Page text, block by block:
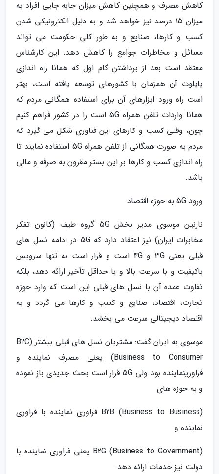
کاهش مصرف و همچنین کاهش میزان جابه جایی افراد به
میزان 15 درصد نیز خواهد شد و به دلیل الکترونیکی شدن
کسب و کارها، صنایع و به طور کلی حکومت می تواند
مسائل و مخاطرات جوامع را کاهش دهد. این کارشناس
معتقد است بعد از برداشتن گام اول که همانا راه اندازی
پایلوت آن همزمان با کشورهای توسعه یافته است، بهتر
است راه ورود ابزارهای آن برای استفاده همگانی مردم که
همانا واردات تلفن همراه 5G است را در کشور فراهم کنیم
چون، وقتی کسب و کارهای این فناوری شکل می گیرد که
مردم به صورت همگانی از تلفن همراه 5G استفاده نمایند تا
راه اندازی کسب و کارها بر این بستر مقرون به صرفه و مالی
باشد.
ورود 5G به حوزه اقتصاد
نازنین موسوی مدیر بخش 5G گروه طیف (کانون تفکر
مخابرات ایران) نیز اعتقاد دارد که 5G در ادامه نسل های
قبلی یعنی 3G و 4G است و قرار است نه تنها سرویس
باکیفیت و با سرعت بالا و با حداقل تأخیر ارائه دهد، بلکه
تفاوت عمده آن با نسل های قبلی این است که وارد حوزه
تجارت، اقتصاد، صنایع و کسب و کارها می گردد و به
اقتصاد دیجیتالی سرعت می بخشد.
موسوی به ایران گفت: مشتریان نسل های قبلی بیشتر (B2C
(Business to Consumer یعنی مصرف نماینده و
فراورینماینده بود ولی 5G قرار است بحث جدیدی باز نموده
و به حوزه های
(B2B (Business to Business فراوری نماینده با فراوری
نماینده و
(B2G (Business to Government یعنی فراوری نماینده با
دولت نیز خدمات ارائه دهد.